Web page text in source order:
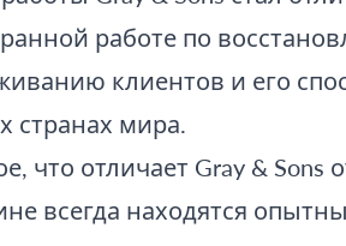
работе по
клиентов и его
странах мира.
что отличает Gray &
всегда находятся